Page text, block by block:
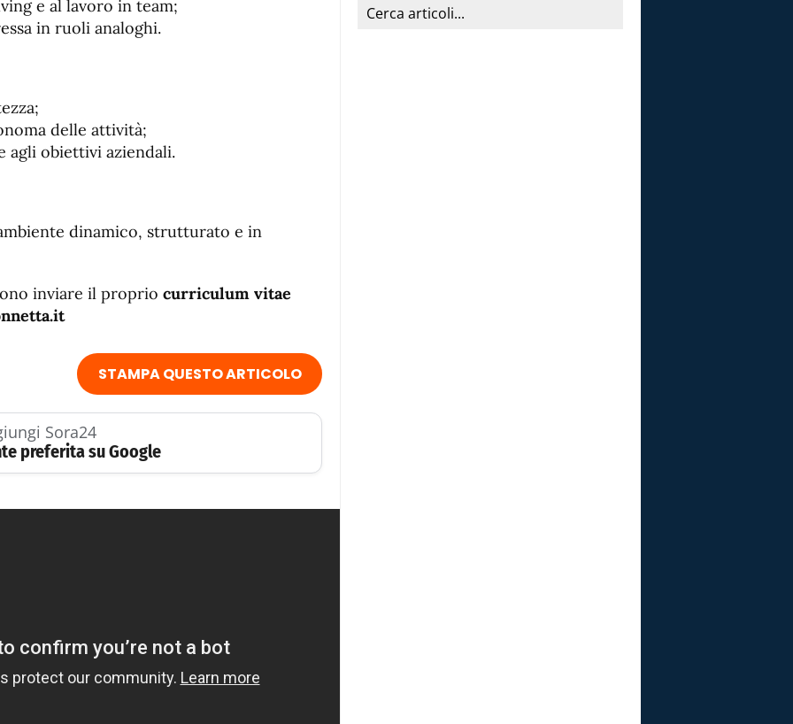
e al lavoro in team;
in ruoli analoghi.
delle attività;
agli obiettivi aziendali.
dinamico, strutturato e in
inviare il proprio curriculum vitae
STAMPA QUESTO ARTICOLO
Sora24
preferita su Google